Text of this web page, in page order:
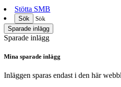
Stötta SMB
Sök
Sök
Sparade inlägg
Sparade inlägg
Mina sparade inlägg
Inläggen sparas endast i den här